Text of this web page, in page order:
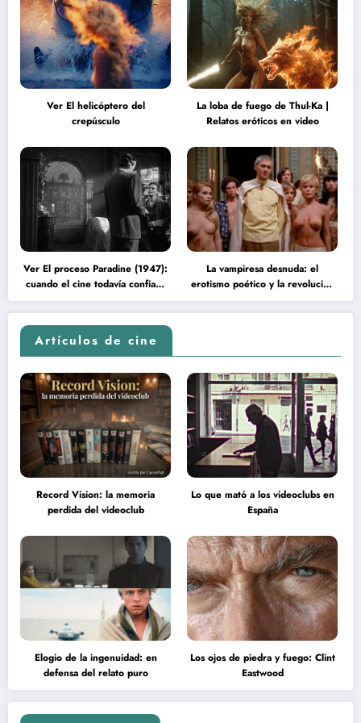
Ver El helicóptero del
crepúsculo
La loba de fuego de Thul-Ka |
Relatos eróticos en video
Ver El proceso Paradine (1947):
cuando el cine todavía confiaba
en la inteligencia del espectador
La vampiresa desnuda: el
erotismo poético y la revolución
psicodélica de Jean Rollin
Artículos de cine
Record Vision: la memoria
perdida del videoclub
Lo que mató a los videoclubs en
España
Elogio de la ingenuidad: en
defensa del relato puro
Los ojos de piedra y fuego: Clint
Eastwood